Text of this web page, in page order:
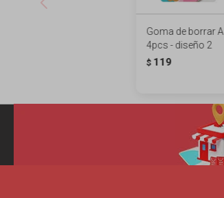
Goma de borrar A
4pcs - diseño 2
$ 119